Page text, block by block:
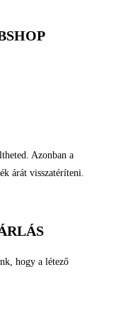
Azonban a
árát visszatéríteni.
hogy a létező